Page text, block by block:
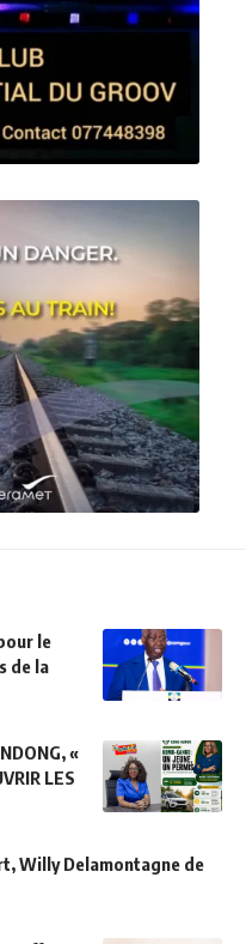
le
de la
«
LES
Willy Delamontagne de